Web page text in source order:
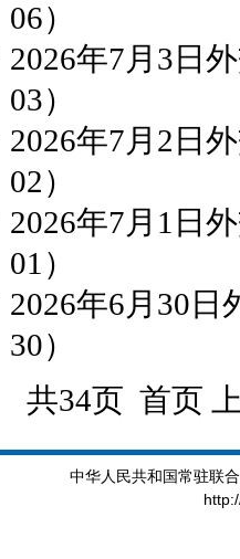
06）
2026年7月3日
03）
2026年7月2日
02）
2026年7月1日
01）
2026年6月30日
30）
共34页 首页
中华人民共和国常驻联